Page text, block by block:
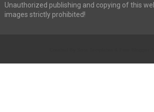
Unauthorized publishing and copying of this
images strictly prohibited!